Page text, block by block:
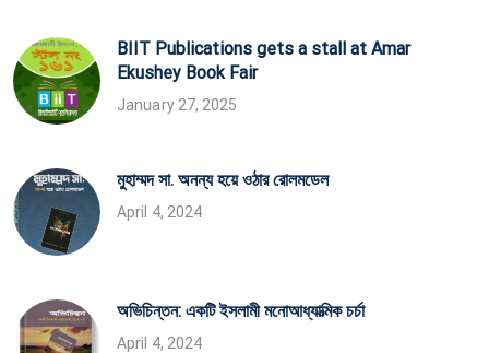
BIIT Publications gets a stall at Amar
Ekushey Book Fair
January 27, 2025
মুহাম্মদ সা. অনন্য হয়ে ওঠার রোলমডেল
April 4, 2024
অভিচিন্তন: একটি ইসলামী মনোআধ্যাত্মিক চর্চা
April 4, 2024